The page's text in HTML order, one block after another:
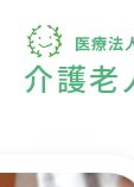
介護老